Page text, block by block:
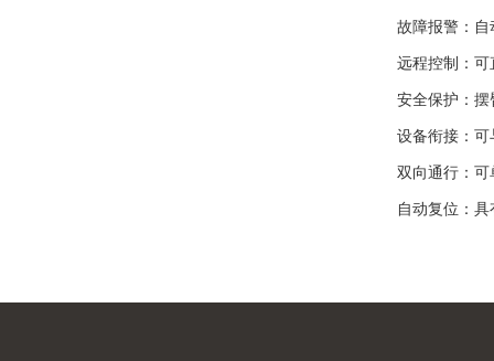
故障报警：
远程控制：
安全保护：
设备衔接：
双向通行：
自动复位：